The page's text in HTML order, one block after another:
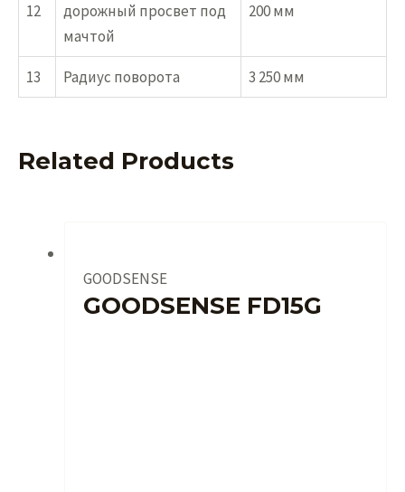
12
дорожный просвет под
мачтой
200 мм
13 Радиус поворота 3 250 мм
Related Products
GOODSENSE
GOODSENSE FD15G